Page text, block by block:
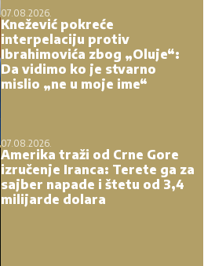
07.08.2026.
Knežević pokreće
interpelaciju protiv
Ibrahimovića zbog „Oluje“:
Da vidimo ko je stvarno
mislio „ne u moje ime“
07.08.2026.
Amerika traži od Crne Gore
izručenje Iranca: Terete ga za
sajber napade i štetu od 3,4
milijarde dolara